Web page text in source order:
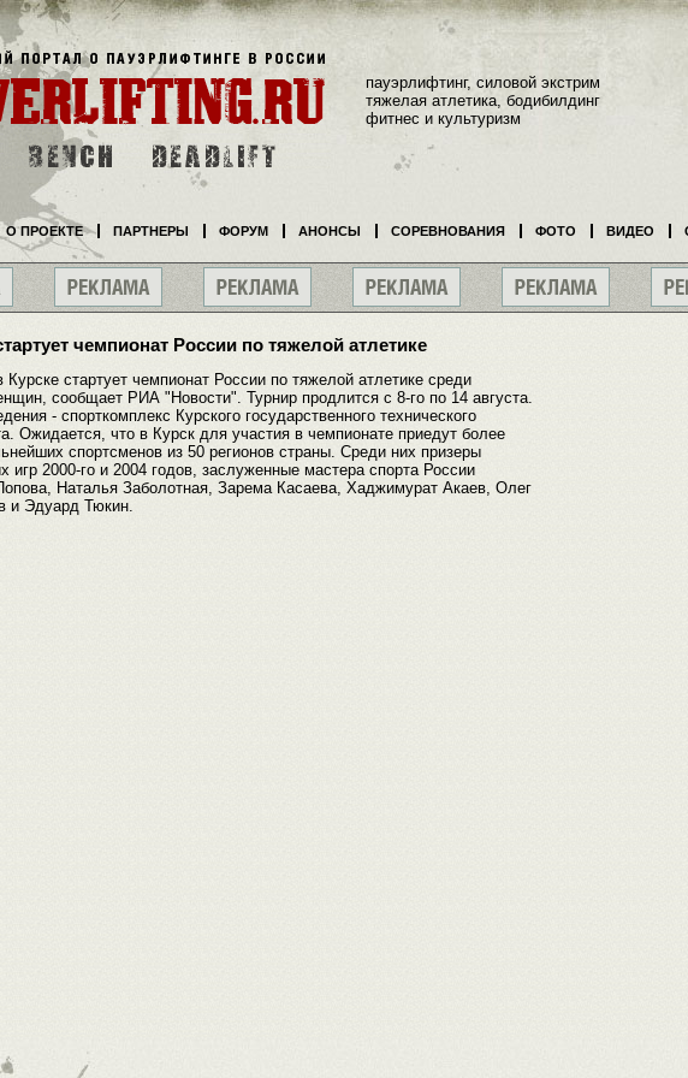
чемпионат России по тяжелой атлетике
стартует чемпионат России по тяжелой атлетике среди
сообщает РИА "Новости". Турнир продлится с 8-го по 14 августа.
- спорткомплекс Курского государственного технического
Ожидается, что в Курск для участия в чемпионате приедут более
спортсменов из 50 регионов страны. Среди них призеры
игр 2000-го и 2004 годов, заслуженные мастера спорта России
Наталья Заболотная, Зарема Касаева, Хаджимурат Акаев, Олег
и Эдуард Тюкин.
пауэрлифтинг, силовой экстрим
тяжелая атлетика, бодибилдинг
фитнес и культуризм
О ПРОЕКТЕ ПАРТНЕРЫ ФОРУМ АНОНСЫ СОРЕВНОВАНИЯ ФОТО ВИДЕО